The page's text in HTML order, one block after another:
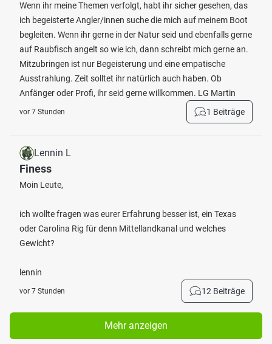
Wenn ihr meine Themen verfolgt, habt ihr sicher gesehen, das
ich begeisterte Angler/innen suche die mich auf meinem Boot
begleiten. Wenn ihr gerne in der Natur seid und ebenfalls gerne
auf Raubfisch angelt so wie ich, dann schreibt mich gerne an.
Mitzubringen ist nur Begeisterung und eine empatische
Ausstrahlung. Zeit solltet ihr natürlich auch haben. Ob
Anfänger oder Profi, ihr seid gerne willkommen. LG Martin
vor 7 Stunden 1 Beiträge
Lennin L
Finess
Moin Leute,
ich wollte fragen was eurer Erfahrung besser ist, ein Texas
oder Carolina Rig für denn Mittellandkanal und welches
Gewicht?
lennin
vor 7 Stunden 12 Beiträge
Mehr anzeigen